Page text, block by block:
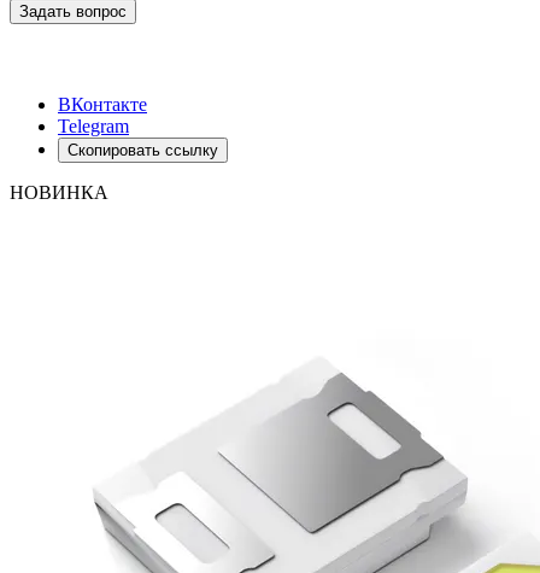
Задать вопрос
ВКонтакте
Telegram
Скопировать ссылку
НОВИНКА